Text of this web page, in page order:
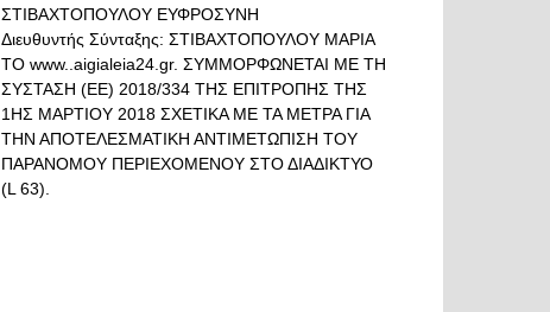
ΣΤΙΒΑΧΤΟΠΟΥΛΟΥ ΕΥΦΡΟΣΥΝΗ
Διευθυντής Σύνταξης: ΣΤΙΒΑΧΤΟΠΟΥΛΟΥ ΜΑΡΙΑ
ΤΟ www..aigialeia24.gr. ΣΥΜΜΟΡΦΩΝΕΤΑΙ ΜΕ ΤΗ
ΣΥΣΤΑΣΗ (ΕΕ) 2018/334 ΤΗΣ ΕΠΙΤΡΟΠΗΣ ΤΗΣ
1ΗΣ ΜΑΡΤΙΟΥ 2018 ΣΧΕΤΙΚΑ ΜΕ ΤΑ ΜΕΤΡΑ ΓΙΑ
ΤΗΝ ΑΠΟΤΕΛΕΣΜΑΤΙΚΗ ΑΝΤΙΜΕΤΩΠΙΣΗ ΤΟΥ
ΠΑΡΑΝΟΜΟΥ ΠΕΡΙΕΧΟΜΕΝΟΥ ΣΤΟ ΔΙΑΔΙΚΤΥΟ
(L 63).